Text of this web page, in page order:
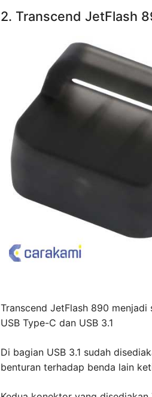
2. Transcend JetFlash
Transcend JetFlash 890
USB Type-C dan USB 3.1
Di bagian USB 3.1 sudah
benturan terhadap benda lain